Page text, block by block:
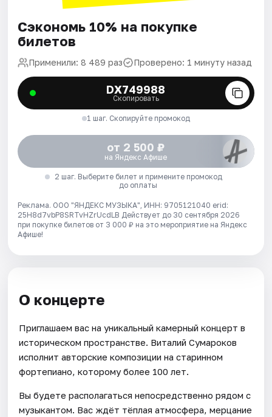
Сэкономь 10% на покупке
билетов
Применили: 8 489 раз Проверено: 1 минуту назад
DX749988
Скопировать
1 шаг. Скопируйте промокод
от 2 500 ₽
на Яндекс Афише
2 шаг. Выберите билет и примените промокод
до оплаты
Реклама. ООО "ЯНДЕКС МУЗЫКА", ИНН: 9705121040 erid:
25H8d7vbP8SRTvHZrUcdLB Действует до 30 сентября 2026
при покупке билетов от 3 000 ₽ на это мероприятие на Яндекс
Афише!
О концерте
Приглашаем вас на уникальный камерный концерт в
историческом пространстве. Виталий Сумароков
исполнит авторские композиции на старинном
фортепиано, которому более 100 лет.
Вы будете располагаться непосредственно рядом с
музыкантом. Вас ждёт тёплая атмосфера, мерцание